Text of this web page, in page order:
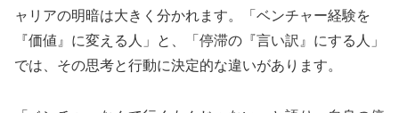
ャリアの明暗は大きく分かれます。「ベンチャー経験を
『価値』に変える人」と、「停滞の『言い訳』にする人」
では、その思考と行動に決定的な違いがあります。